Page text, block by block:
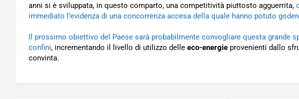
anni si è sviluppata, in questo comparto, una competitività piuttosto agguerrita,
immediato l’evidenza di una concorrenza accesa della quale hanno potuto
Il prossimo obiettivo del Paese sarà probabilmente convogliare questa grande
confini, incrementando il livello di utilizzo delle eco-energie provenienti dallo
convinta.